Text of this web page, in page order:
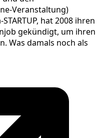
Veranstaltung)
hat 2008 ihren
gekündigt, um ihren
Was damals noch als